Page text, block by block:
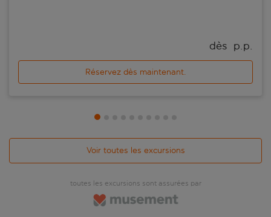
dès p.p.
Réservez dès maintenant.
Voir toutes les excursions
toutes les excursions sont assurées par